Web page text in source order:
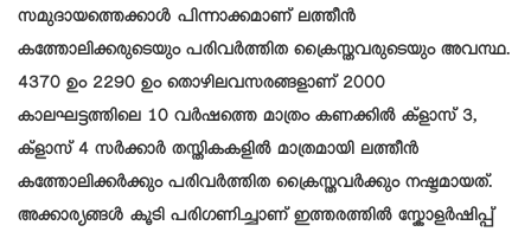
സമുദായത്തെക്കാള്‍ പിന്നാക്കമാണ് ലത്തീന്‍
കത്തോലിക്കരുടെയും പരിവര്‍ത്തിത ക്രൈസ്തവരുടെയും അവസ്ഥ.
4370 ഉം 2290 ഉം തൊഴിലവസരങ്ങളാണ് 2000
കാലഘട്ടത്തിലെ 10 വര്‍ഷത്തെ മാത്രം കണക്കില്‍ ക്ളാസ് 3,
ക്ളാസ് 4 സര്‍ക്കാര്‍ തസ്തികകളില്‍ മാത്രമായി ലത്തീന്‍
കത്തോലിക്കര്‍ക്കും പരിവര്‍ത്തിത ക്രൈസ്തവര്‍ക്കും നഷ്ടമായത്.
അക്കാര്യങ്ങള്‍ കൂടി പരിഗണിച്ചാണ് ഇത്തരത്തില്‍ സ്കോളര്‍ഷിപ്പ്